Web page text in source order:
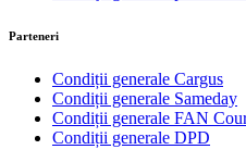
Parteneri
Condiții generale Cargus
Condiții generale Sameday
Condiții generale FAN
Condiții generale DPD